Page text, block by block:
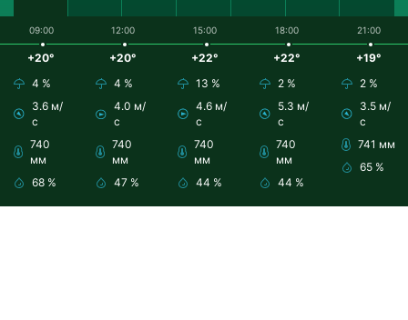
09:00
+20°
4 %
3.6 м/
с
740
мм
68 %
12:00
+20°
4 %
4.0 м/
с
740
мм
47 %
15:00
+22°
13 %
4.6 м/
с
740
мм
44 %
18:00
+22°
2 %
5.3 м/
с
740
мм
44 %
21:00
+19°
2 %
3.5 м/
с
741 мм
65 %